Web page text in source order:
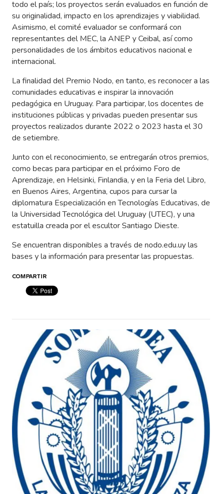
todo el país; los proyectos serán evaluados en función de
su originalidad, impacto en los aprendizajes y viabilidad.
Asimismo, el comité evaluador se conformará con
representantes del MEC, la ANEP y Ceibal, así como
personalidades de los ámbitos educativos nacional e
internacional.
La finalidad del Premio Nodo, en tanto, es reconocer a las
comunidades educativas e inspirar la innovación
pedagógica en Uruguay. Para participar, los docentes de
instituciones públicas y privadas pueden presentar sus
proyectos realizados durante 2022 o 2023 hasta el 30
de setiembre.
Junto con el reconocimiento, se entregarán otros premios,
como becas para participar en el próximo Foro de
Aprendizaje, en Helsinki, Finlandia, y en la Feria del Libro,
en Buenos Aires, Argentina, cupos para cursar la
diplomatura Especialización en Tecnologías Educativas, de
la Universidad Tecnológica del Uruguay (UTEC), y una
estatuilla creada por el escultor Santiago Dieste.
Se encuentran disponibles a través de nodo.edu.uy las
bases y la información para presentar las propuestas.
COMPARTIR